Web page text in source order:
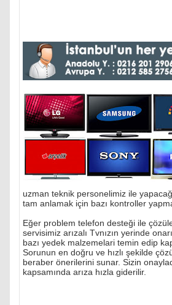
uzman teknik personelimiz ile
tam anlamak için bazı kontroller
Eğer problem telefon desteği ile
servisimiz arızalı Tvnızın yerinde
bazı yedek malzemelari temin edip
Sorunun en doğru ve hızlı şekilde
beraber önerilerini sunar. Sizin
kapsamında arıza hızla giderilir.